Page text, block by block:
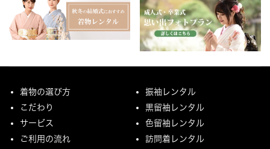
着物の選び方
こだわり
サービス
ご利用の流れ
振袖レンタル
黒留袖レンタル
色留袖レンタル
訪問着レンタル